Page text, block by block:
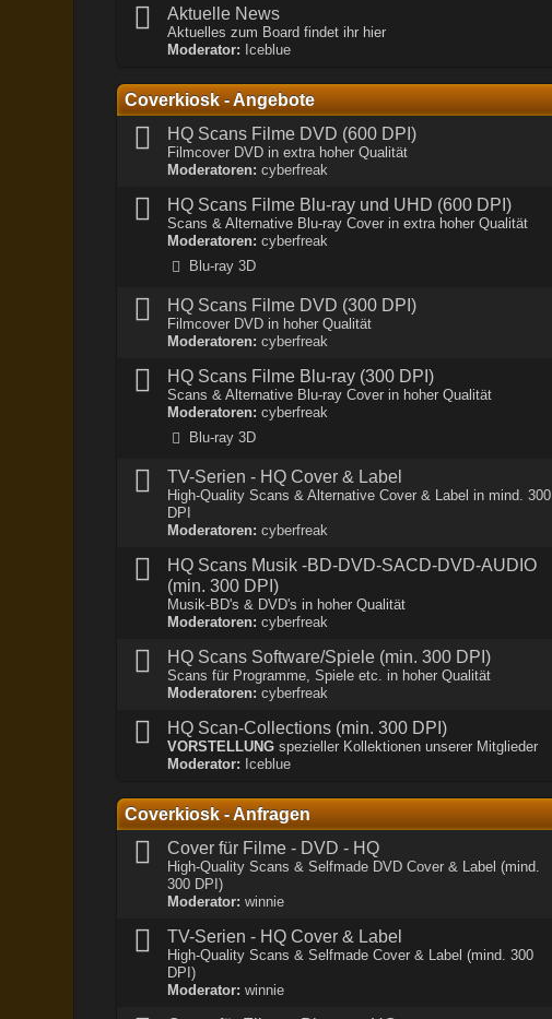
Aktuelle News
Aktuelles zum Board findet ihr hier
Moderator: Iceblue
Coverkiosk - Angebote
HQ Scans Filme DVD (600 DPI)
Filmcover DVD in extra hoher Qualität
Moderatoren:cyberfreak
HQ Scans Filme Blu-ray und UHD (600 DPI)
Scans & Alternative Blu-ray Cover in extra hoher Qualität
Moderatoren:cyberfreak
Blu-ray 3D
HQ Scans Filme DVD (300 DPI)
Filmcover DVD in hoher Qualität
Moderatoren:cyberfreak
HQ Scans Filme Blu-ray (300 DPI)
Scans & Alternative Blu-ray Cover in hoher Qualität
Moderatoren:cyberfreak
Blu-ray 3D
TV-Serien - HQ Cover & Label
High-Quality Scans & Alternative Cover & Label in mind. 300
DPI
Moderatoren:cyberfreak
HQ Scans Musik -BD-DVD-SACD-DVD-AUDIO
(min. 300 DPI)
Musik-BD's & DVD's in hoher Qualität
Moderatoren:cyberfreak
HQ Scans Software/Spiele (min. 300 DPI)
Scans für Programme, Spiele etc. in hoher Qualität
Moderatoren:cyberfreak
HQ Scan-Collections (min. 300 DPI)
VORSTELLUNG spezieller Kollektionen unserer Mitglieder
Moderator: Iceblue
Coverkiosk - Anfragen
Cover für Filme - DVD - HQ
High-Quality Scans & Selfmade DVD Cover & Label (mind.
300 DPI)
Moderator:winnie
TV-Serien - HQ Cover & Label
High-Quality Scans & Selfmade Cover & Label (mind. 300
DPI)
Moderator:winnie